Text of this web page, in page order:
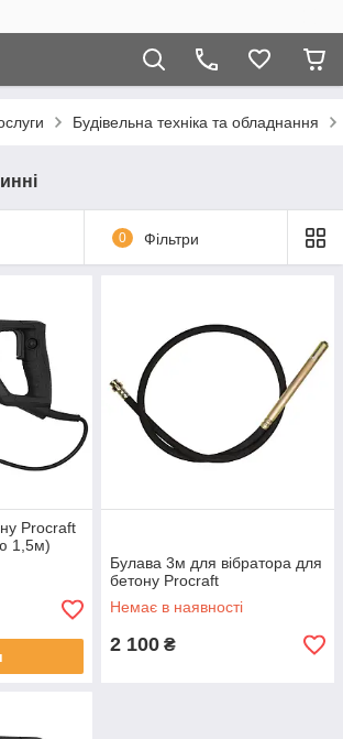
Будівельна техніка та обладнання
0 Фільтри
Procraft
1,5м)
Булава 3м для вібратора для
бетону Procraft
Немає в наявності
2 100 ₴